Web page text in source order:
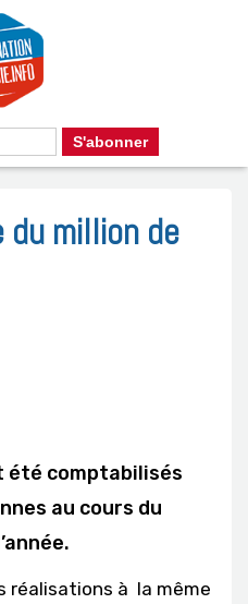
million de
comptabilisés
au cours du
réalisations à la même